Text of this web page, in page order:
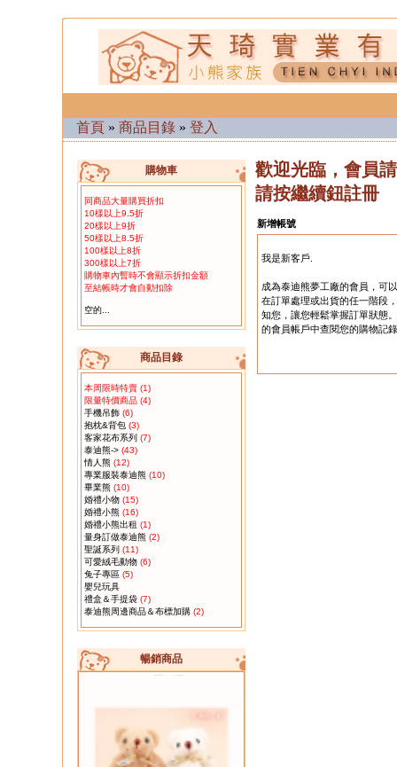
首頁 » 商品目錄 » 登入
購物車
同商品大量購買折扣
10樣以上9.5折
20樣以上9折
50樣以上8.5折
100樣以上8折
300樣以上7折
購物車內暫時不會顯示折扣金額
至結帳時才會自動扣除
空的...
商品目錄
本周限時特賣 (1)
限量特價商品 (4)
手機吊飾 (6)
抱枕&背包 (3)
客家花布系列 (7)
泰迪熊-> (43)
情人熊 (12)
專業服裝泰迪熊 (10)
畢業熊 (10)
婚禮小物 (15)
婚禮小熊 (16)
婚禮小熊出租 (1)
量身訂做泰迪熊 (2)
聖誕系列 (11)
可愛絨毛動物 (6)
兔子專區 (5)
嬰兒玩具
禮盒＆手提袋 (7)
泰迪熊周邊商品＆布標加購 (2)
暢銷商品
02.
T151 坐姿13公分客家大紅花布
小熊（單隻）
03. T140 客家大紅花布小熊 10隻一
組
04. T849-2 甜蜜婚紗熊禮盒
05. R404 客家粉紅花布小兔吊飾 10
隻一組
歡迎光臨，會員
請按繼續鈕註冊
新增帳號
我是新客戶.
成為泰迪熊夢工廠的會員，可
在訂單處理或出貨的任一階段
知您，讓您輕鬆掌握訂單狀態
的會員帳戶中查閱您的購物記